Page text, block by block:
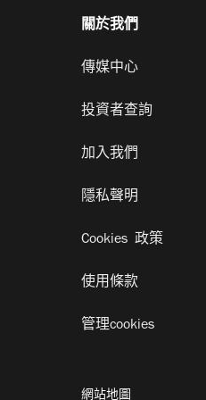
關於我們
傳媒中心
投資者查詢
加入我們
隱私聲明
Cookies 政策
使用條款
管理cookies
網站地圖